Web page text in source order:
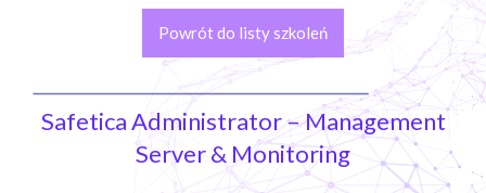
Powrót do listy szkoleń
Safetica Administrator – Management
Server & Monitoring